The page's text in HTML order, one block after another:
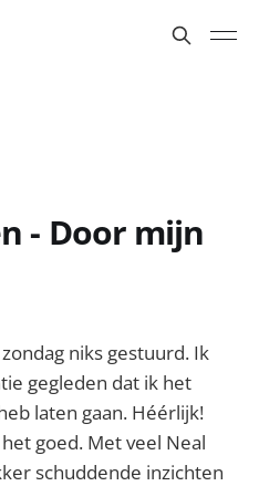
- Door mijn
niks gestuurd. Ik
gegleden dat ik het
laten gaan. Héérlijk!
goed. Met veel Neal
schuddende inzichten